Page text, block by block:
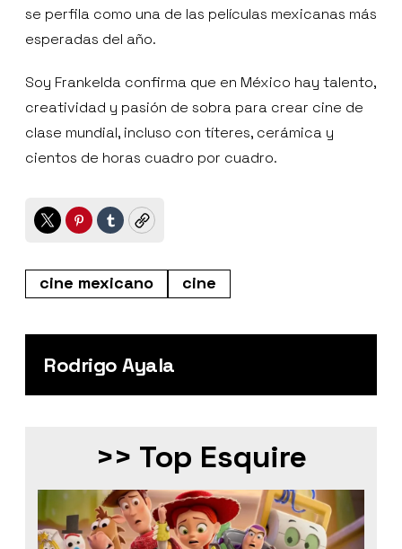
se perfila como una de las películas mexicanas más
esperadas del año.
Soy Frankelda confirma que en México hay talento,
creatividad y pasión de sobra para crear cine de
clase mundial, incluso con títeres, cerámica y
cientos de horas cuadro por cuadro.
TwitterPinterest
TumblrCopy
cine mexicano cine
Rodrigo Ayala
>> Top Esquire